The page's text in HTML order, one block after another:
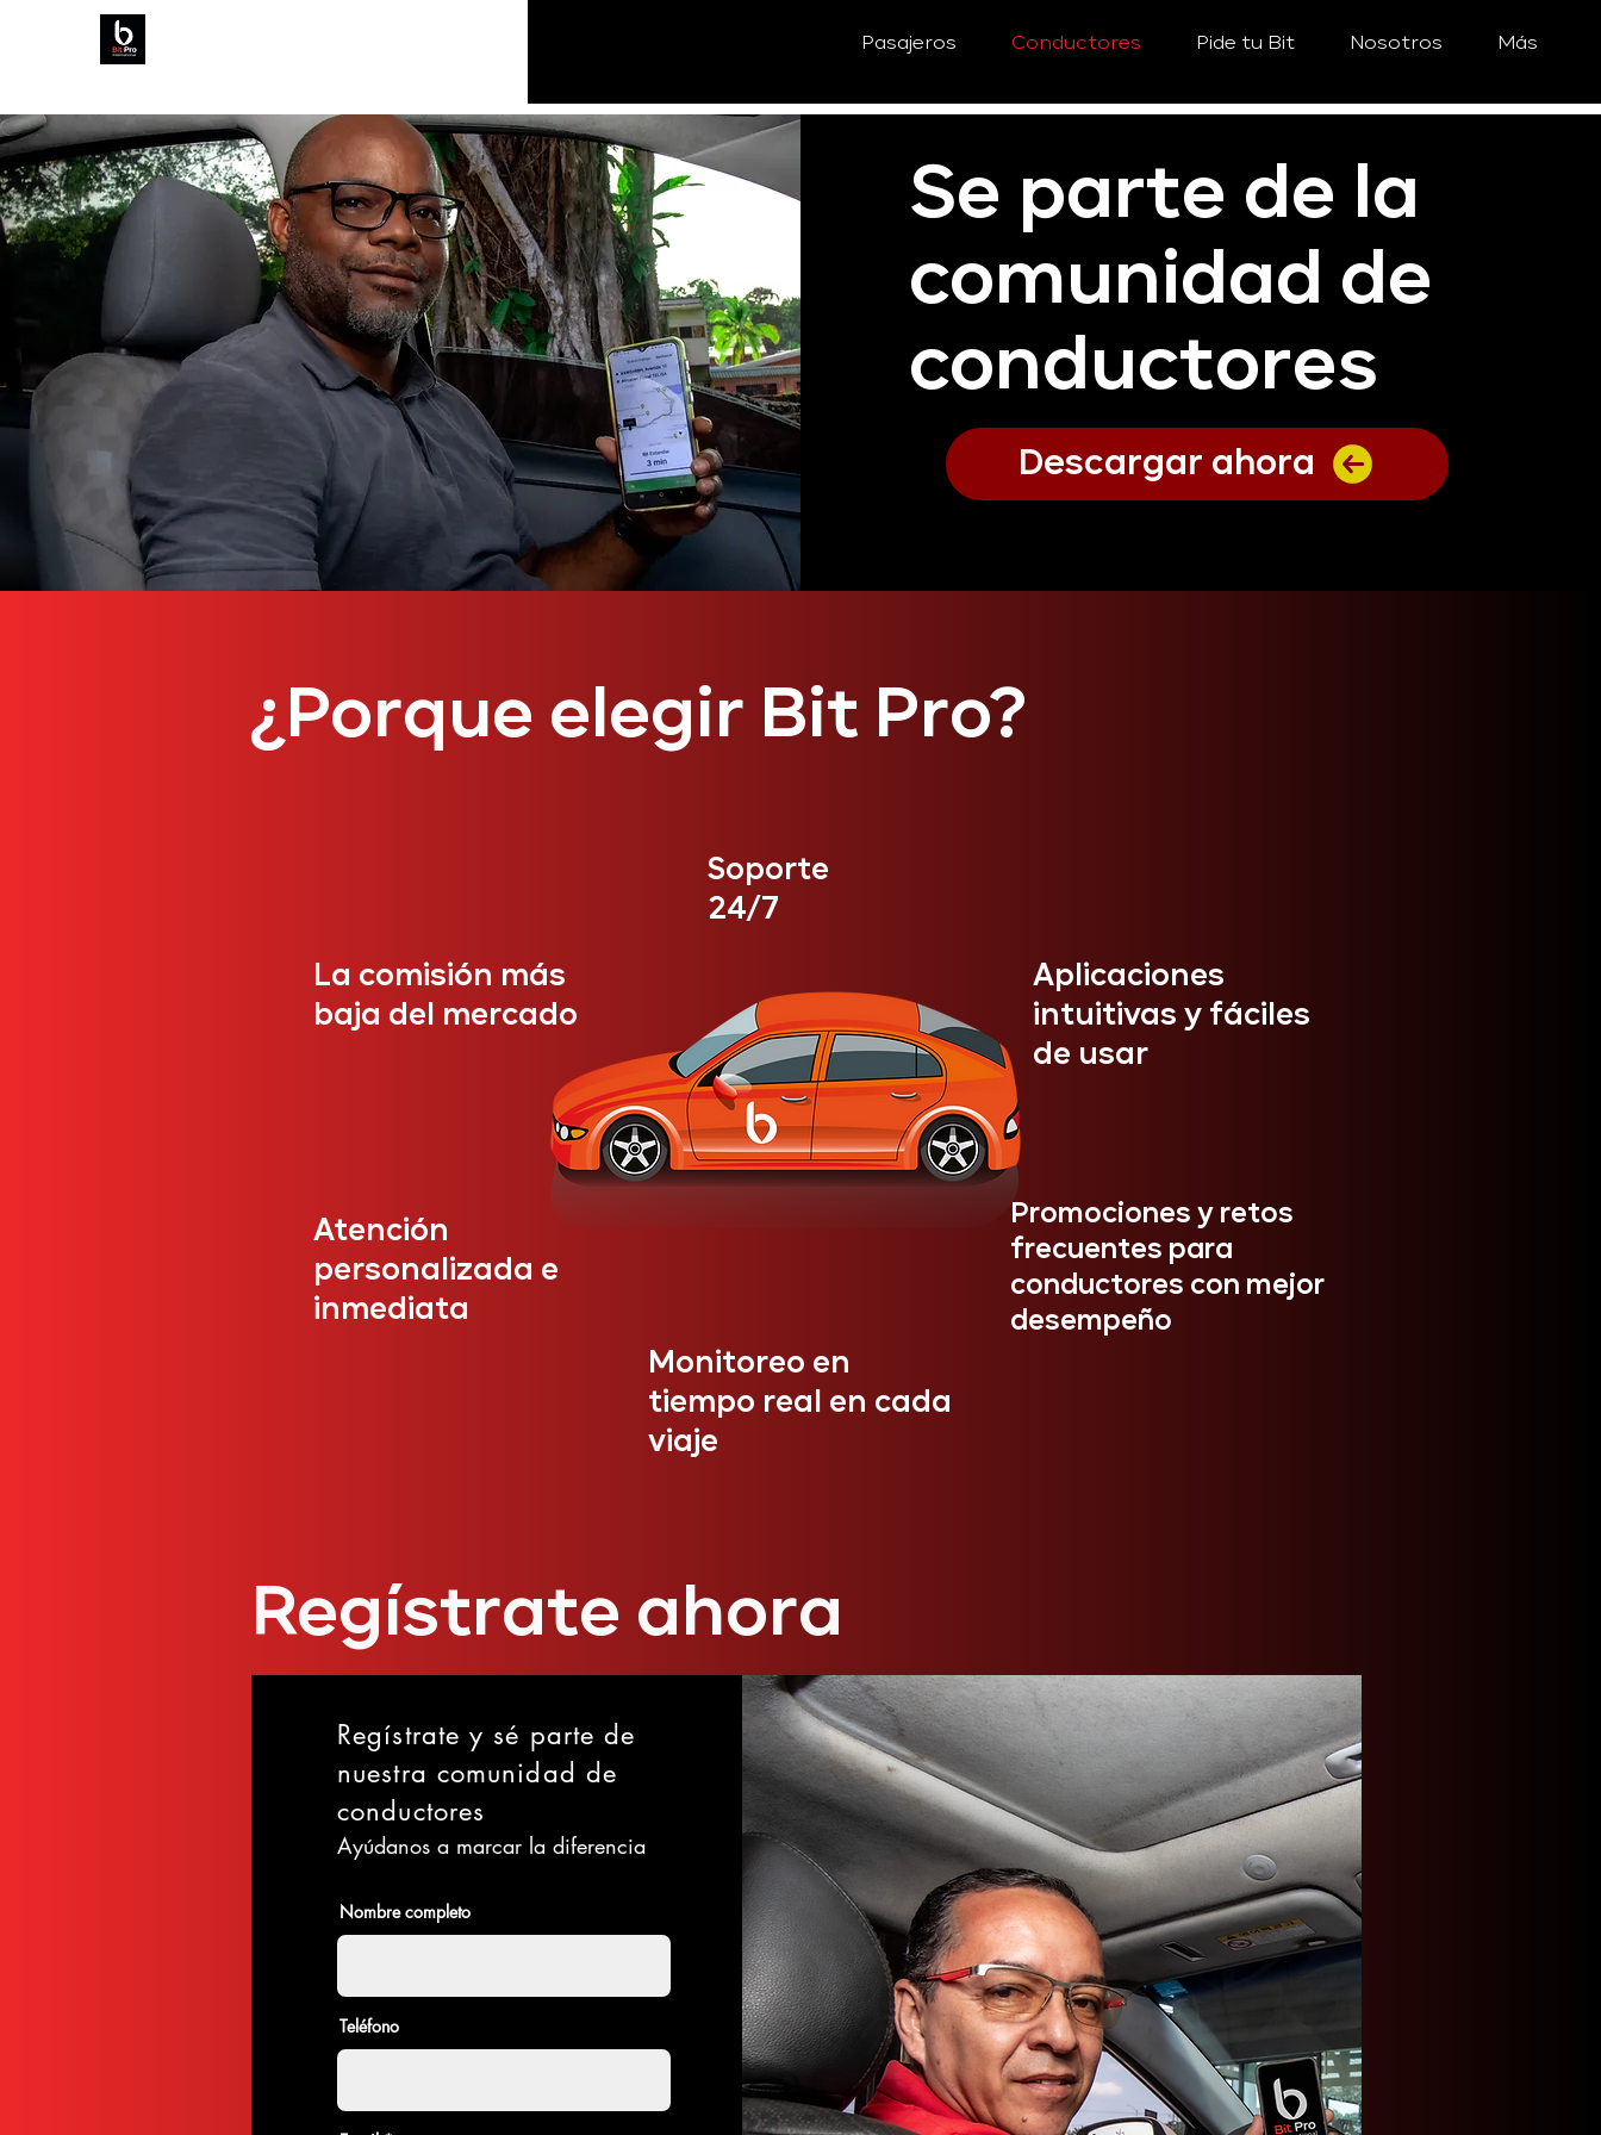
Pasajeros Conductores Pide tu Bit Nosotros Más
Se parte de la
comunidad de
conductores
Descargar ahora
¿Porque elegir Bit Pro?
Soporte
24/7
La comisión más
baja del mercado
Aplicaciones
intuitivas y fáciles
de usar
Atención
personalizada e
inmediata
Promociones y retos
frecuentes para
conductores con mejor
desempeño
Monitoreo en
tiempo real en cada
viaje
Regístrate ahora
Regístrate y sé parte de
nuestra comunidad de
conductores
Ayúdanos a marcar la diferencia
Nombre completo
Teléfono